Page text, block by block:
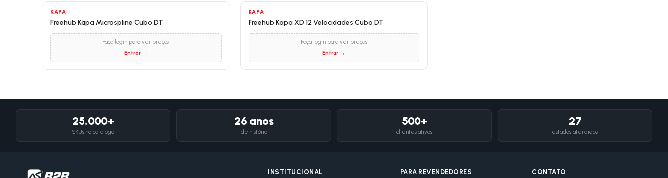
KAPA
Freehub Kapa Microspline Cubo DT
Faça login para ver preços
Entrar →
KAPA
Freehub Kapa XD 12 Velocidades Cubo DT
Faça login para ver preços
Entrar →
25.000+
SKUs no catálogo
26 anos
de história
500+
clientes ativos
27
estados atendidos
INSTITUCIONAL PARA REVENDEDORES CONTATO